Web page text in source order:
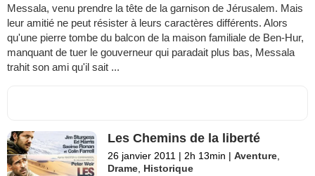
Messala, venu prendre la tête de la garnison de Jérusalem. Mais
leur amitié ne peut résister à leurs caractères différents. Alors
qu'une pierre tombe du balcon de la maison familiale de Ben-Hur,
manquant de tuer le gouverneur qui paradait plus bas, Messala
trahit son ami qu'il sait ...
Les Chemins de la liberté
26 janvier 2011 | 2h 13min | Aventure
Drame Historique